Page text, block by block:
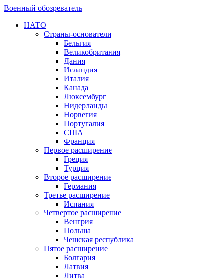
Военный обозреватель
НАТО
Страны-основатели
Бельгия
Великобритания
Дания
Исландия
Италия
Канада
Люксембург
Нидерланды
Норвегия
Португалия
США
Франция
Первое расширение
Греция
Турция
Второе расширение
Германия
Третье расширение
Испания
Четвертое расширение
Венгрия
Польша
Чешская республика
Пятое расширение
Болгария
Латвия
Литва